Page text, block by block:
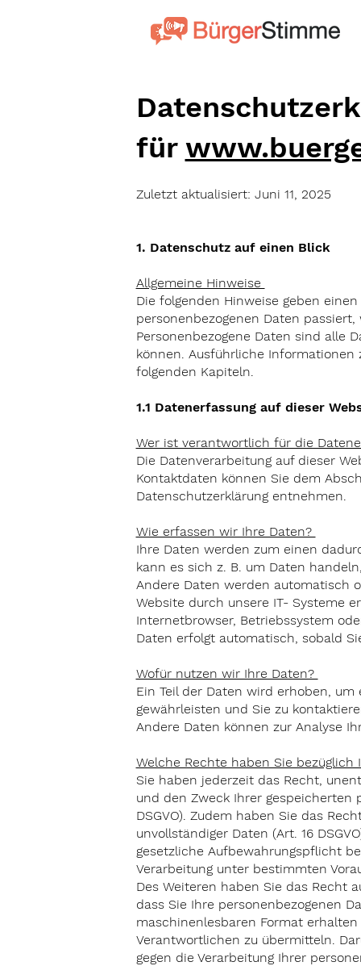
für
Zuletzt aktualisiert: Juni 11, 2025
1. Datenschutz auf einen Blick
Allgemeine Hinweise
Die folgenden Hinweise geben
personenbezogenen Daten
Personenbezogene Daten sind alle
können. Ausführliche
folgenden Kapiteln.
1.1 Datenerfassung auf dieser
Wer ist verantwortlich für die
Die Datenverarbeitung auf dieser
Kontaktdaten können Sie dem
Datenschutzerklärung entnehmen.
Wie erfassen wir Ihre Daten?
Ihre Daten werden zum einen
kann es sich z. B. um Daten
Andere Daten werden automatisch
Website durch unsere IT- Systeme
Internetbrowser, Betriebssystem
Daten erfolgt automatisch, sobald
Wofür nutzen wir Ihre Daten?
Ein Teil der Daten wird erhoben,
gewährleisten und Sie zu
Andere Daten können zur Analyse
Welche Rechte haben Sie bezüglich
Sie haben jederzeit das Recht,
und den Zweck Ihrer gespeicherten
DSGVO). Zudem haben Sie das
unvollständiger Daten (Art. 16
gesetzliche Aufbewahrungspflicht
Verarbeitung unter bestimmten
Des Weiteren haben Sie das Recht
dass Sie Ihre personenbezogenen
maschinenlesbaren Format
Verantwortlichen zu übermitteln.
gegen die Verarbeitung Ihrer